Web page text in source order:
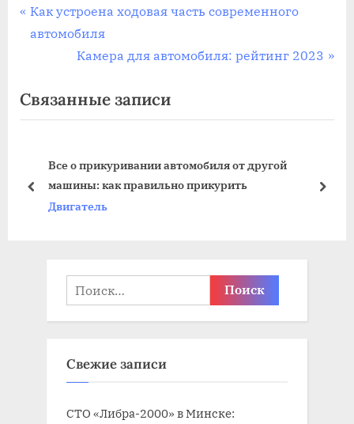
Навигация
П
р
ы
д
а
Как устроена ходовая часть современного
автомобиля
С
е
д
ю
щ
а
а
п
и
ь
:
Камера для автомобиля: рейтинг 2023
Связанные записи
Все о прикуривании автомобиля от другой
машины: как правильно прикурить
Двигатель
пред
Найти:
Свежие записи
СТО «Либра-2000» в Минске: